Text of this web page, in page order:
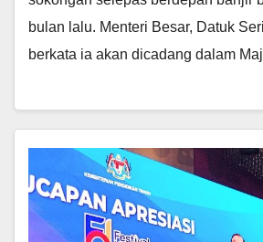
bulan lalu. Menteri Besar, Datuk
berkata ia akan dicadang dalam